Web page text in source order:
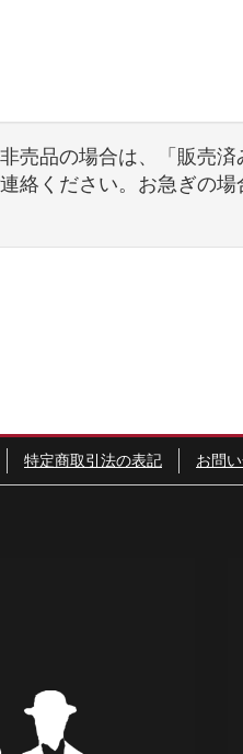
売品の場合は、「販売
絡ください。お急ぎの
特定商取引法の表記 お問